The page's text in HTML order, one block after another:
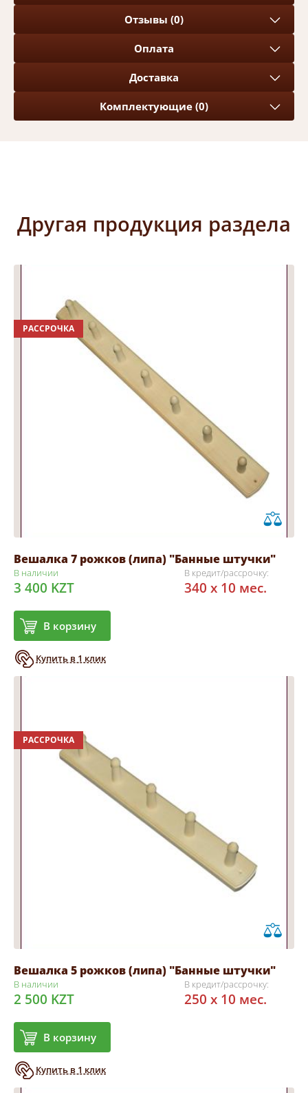
Отзывы (0)
Оплата
Доставка
Комплектующие (0)
Другая продукция раздела
РАССРОЧКА
Вешалка 7 рожков (липа) "Банные штучки"
В наличии
3 400 KZT
В корзину
Купить в 1 клик
В кредит/рассрочку:
340 x 10 мес.
РАССРОЧКА
Вешалка 5 рожков (липа) "Банные штучки"
В наличии
2 500 KZT
В корзину
Купить в 1 клик
В кредит/рассрочку:
250 x 10 мес.